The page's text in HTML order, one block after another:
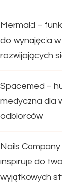
Mermaid –
do wynajęcia
rozwijających
Spacemed –
medyczna dla
odbiorców
Nails
inspiruje do
wyjątkowych